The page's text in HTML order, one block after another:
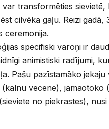
var transformēties
cilvēka gaļu. Reizi
ceremonija.
specifiski varoņi ir
animistiski radījumi,
Pašu pazīstamāko
vecene), jamaotoko
no piekrastes),